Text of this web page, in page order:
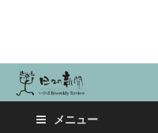
日々の新
メニュー